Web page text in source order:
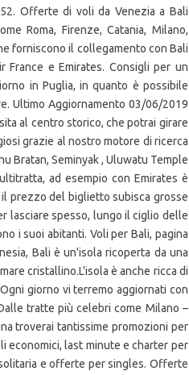
Offerte di voli da Venezia a Bali
Roma, Firenze, Catania, Milano,
forniscono il collegamento con Bali
France e Emirates. Consigli per un
in Puglia, in quanto è possibile
Ultimo Aggiornamento 03/06/2019
al centro storico, che potrai girare
grazie al nostro motore di ricerca
Bratan, Seminyak , Uluwatu Temple
ad esempio con Emirates è
il prezzo del biglietto subisca grosse
lasciare spesso, lungo il ciglio delle
i suoi abitanti. Voli per Bali, pagina
Bali è un'isola ricoperta da una
cristallino.L'isola è anche ricca di
giorno vi terremo aggiornati con
tratte più celebri come Milano –
troverai tantissime promozioni per
economici, last minute e charter per
solitaria e offerte per singles. Offerte